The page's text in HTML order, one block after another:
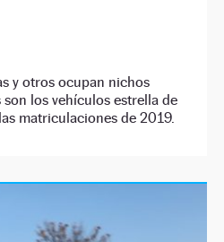
y otros ocupan nichos
los vehículos estrella de
matriculaciones de 2019.